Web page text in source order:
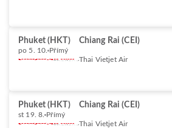
Phuket (HKT) Chiang Rai (CEI)
po 5. 10. Přímý
Thai Vietjet Air
Phuket (HKT) Chiang Rai (CEI)
st 19. 8. Přímý
Thai Vietjet Air